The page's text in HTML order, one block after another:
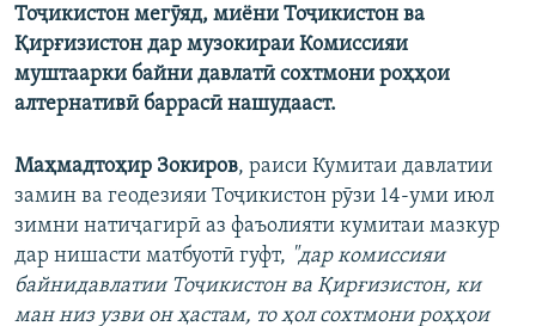
Тоҷикистон мегӯяд, миёни Тоҷикистон ва
Қирғизистон дар музокираи Комиссияи
муштаарки байни давлатӣ сохтмони роҳҳои
алтернативӣ баррасӣ нашудааст.
Маҳмадтоҳир Зокиров, раиси Кумитаи давлатии
замин ва геодезияи Тоҷикистон рӯзи 14-уми июл
зимни натиҷагирӣ аз фаъолияти кумитаи мазкур
дар нишасти матбуотӣ гуфт, "дар комиссияи
байнидавлатии Тоҷикистон ва Қирғизистон, ки
ман низ узви он ҳастам, то ҳол сохтмони роҳҳои